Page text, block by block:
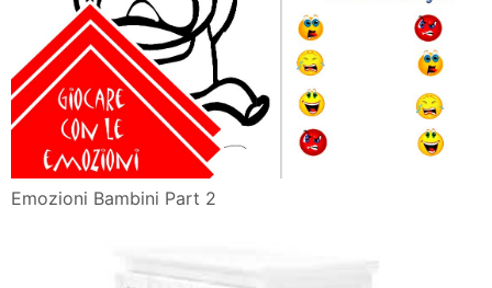
Emozioni Bambini Part 2